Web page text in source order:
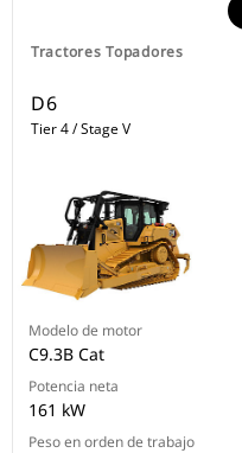
Tractores Topadores
D6
Tier 4 / Stage V
Modelo de motor
C9.3B Cat
Potencia neta
161 kW
Peso en orden de trabajo